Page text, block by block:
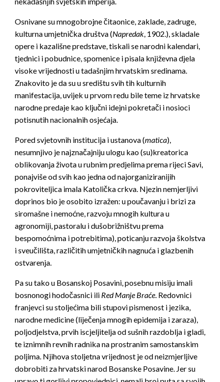
Osnivane su mnogobrojne čitaonice, zaklade, zadruge,
kulturna umjetnička društva (Napredak, 1902.), skladale
opere i kazališne predstave, tiskali se narodni kalendari,
tjednici i pobudnice, spomenice i pisala književna djela
visoke vrijednosti u tadašnjim hrvatskim sredinama.
Znakovito je da su u središtu svih tih kulturnih
manifestacija, uvijek u prvom redu bile teme iz hrvatske
narodne predaje kao ključni idejni pokretači i nosioci
potisnutih nacionalnih osjećaja.
Pored svjetovnih institucija i ustanova (matica),
nesumnjivo je najznačajniju ulogu kao (su)kreatorica
oblikovanja života u rubnim predjelima prema rijeci Savi,
ponajviše od svih kao jedna od najorganiziranijih
pokroviteljica imala Katolička crkva. Njezin nemjerljivi
doprinos bio je osobito izražen: u poučavanju i brizi za
siromašne i nemoćne, razvoju mnogih kultura u
agronomiji, pastoralu i dušobrižništvu prema
bespomoćnima i potrebitima), poticanju razvoja školstva
i sveučilišta, različitih umjetničkih nagnuća i glazbenih
ostvarenja.
Pa su tako u Bosanskoj Posavini, posebnu misiju imali
bosnonogi hodočasnici ili Red Manje Braće. Redovnici
franjevci su stoljećima bili stupovi pismenost i jezika,
narodne medicine (liječenja mnogih epidemija i zaraza),
poljodjelstva, prvih iscjeljitelja od sušnih razdoblja i gladi,
te iznimnih revnih radnika na prostranim samostanskim
poljima. Njihova stoljetna vrijednost je od neizmjerljive
dobrobiti za hrvatski narod Bosanske Posavine. Jer su